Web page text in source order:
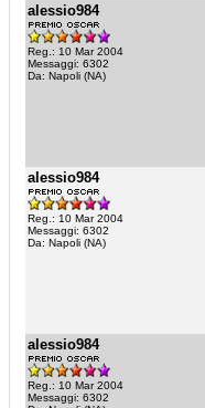
alessio984
Reg.: 10 Mar 2004
Messaggi: 6302
Da: Napoli (NA)
alessio984
Reg.: 10 Mar 2004
Messaggi: 6302
Da: Napoli (NA)
alessio984
Reg.: 10 Mar 2004
Messaggi: 6302